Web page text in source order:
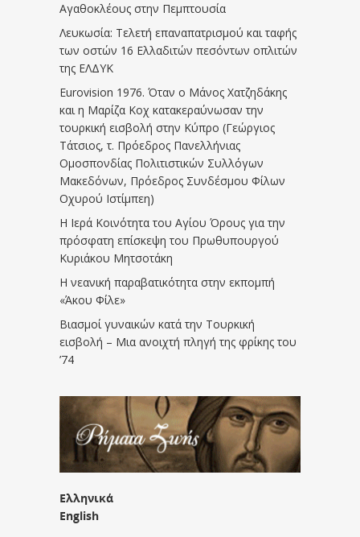
Αγαθοκλέους στην Πεμπτουσία
Λευκωσία: Τελετή επαναπατρισμού και ταφής
των οστών 16 Ελλαδιτών πεσόντων οπλιτών
της ΕΛΔΥΚ
Eurovision 1976. Όταν ο Μάνος Χατζηδάκης
και η Μαρίζα Κοχ κατακεραύνωσαν την
τουρκική εισβολή στην Κύπρο (Γεώργιος
Τάτσιος, τ. Πρόεδρος Πανελλήνιας
Ομοσπονδίας Πολιτιστικών Συλλόγων
Μακεδόνων, Πρόεδρος Συνδέσμου Φίλων
Οχυρού Ιστίμπεη)
Η Ιερά Κοινότητα του Αγίου Όρους για την
πρόσφατη επίσκεψη του Πρωθυπουργού
Κυριάκου Μητσοτάκη
Η νεανική παραβατικότητα στην εκπομπή
«Άκου Φίλε»
Βιασμοί γυναικών κατά την Τουρκική
εισβολή – Μια ανοιχτή πληγή της φρίκης του
’74
Ελληνικά
English